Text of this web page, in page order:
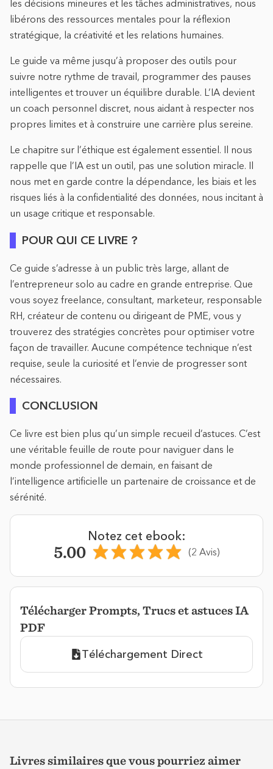
les décisions mineures et les tâches administratives, nous
libérons des ressources mentales pour la réflexion
stratégique, la créativité et les relations humaines.
Le guide va même jusqu’à proposer des outils pour
suivre notre rythme de travail, programmer des pauses
intelligentes et trouver un équilibre durable. L’IA devient
un coach personnel discret, nous aidant à respecter nos
propres limites et à construire une carrière plus sereine.
Le chapitre sur l’éthique est également essentiel. Il nous
rappelle que l’IA est un outil, pas une solution miracle. Il
nous met en garde contre la dépendance, les biais et les
risques liés à la confidentialité des données, nous incitant à
un usage critique et responsable.
POUR QUI CE LIVRE ?
Ce guide s’adresse à un public très large, allant de
l’entrepreneur solo au cadre en grande entreprise. Que
vous soyez freelance, consultant, marketeur, responsable
RH, créateur de contenu ou dirigeant de PME, vous y
trouverez des stratégies concrètes pour optimiser votre
façon de travailler. Aucune compétence technique n’est
requise, seule la curiosité et l’envie de progresser sont
nécessaires.
CONCLUSION
Ce livre est bien plus qu’un simple recueil d’astuces. C’est
une véritable feuille de route pour naviguer dans le
monde professionnel de demain, en faisant de
l’intelligence artificielle un partenaire de croissance et de
sérénité.
Notez cet ebook:
5.00 (2 Avis)
Télécharger Prompts, Trucs et astuces IA
PDF
Téléchargement Direct
Livres similaires que vous pourriez aimer